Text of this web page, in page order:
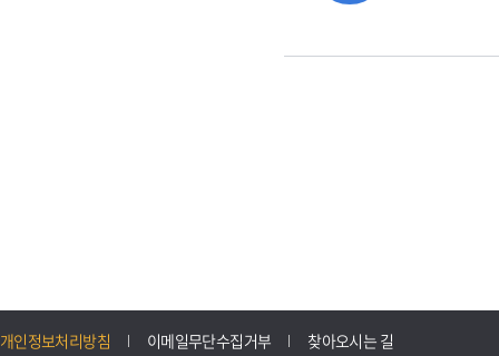
개인정보처리방침 이메일무단수집거부 찾아오시는 길